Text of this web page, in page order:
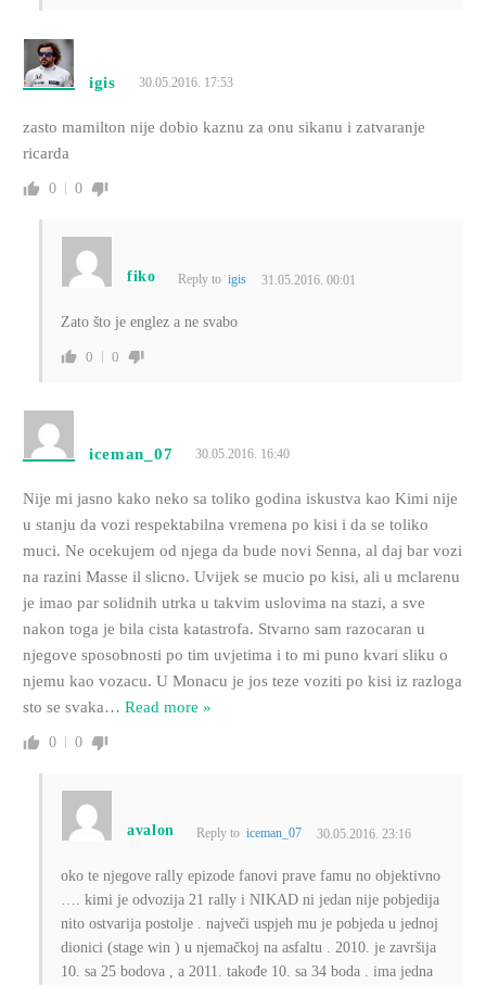
igis 30.05.2016. 17:53
zasto mamilton nije dobio kaznu za onu sikanu i zatvaranje
ricarda
0 0
fiko Reply to igis 31.05.2016. 00:01
Zato što je englez a ne svabo
0 0
iceman_07 30.05.2016. 16:40
Nije mi jasno kako neko sa toliko godina iskustva kao Kimi nije
u stanju da vozi respektabilna vremena po kisi i da se toliko
muci. Ne ocekujem od njega da bude novi Senna, al daj bar vozi
na razini Masse il slicno. Uvijek se mucio po kisi, ali u mclarenu
je imao par solidnih utrka u takvim uslovima na stazi, a sve
nakon toga je bila cista katastrofa. Stvarno sam razocaran u
njegove sposobnosti po tim uvjetima i to mi puno kvari sliku o
njemu kao vozacu. U Monacu je jos teze voziti po kisi iz razloga
sto se svaka… Read more »
0 0
avalon Reply toiceman_07 30.05.2016. 23:16
oko te njegove rally epizode fanovi prave famu no objektivno
…. kimi je odvozija 21 rally i NIKAD ni jedan nije pobjedija
nito ostvarija postolje . največi uspjeh mu je pobjeda u jednoj
dionici (stage win ) u njemačkoj na asfaltu . 2010. je završija
10. sa 25 bodova , a 2011. takođe 10. sa 34 boda . ima jedna